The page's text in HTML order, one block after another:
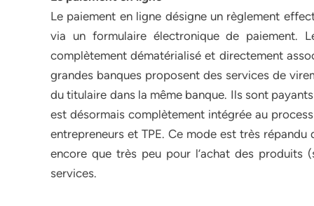
Le paiement en ligne désigne un règlement
via un formulaire électronique de paiement.
complètement dématérialisé et directement
grandes banques proposent des services de
du titulaire dans la même banque. Ils sont
est désormais complètement intégrée au
entrepreneurs et TPE. Ce mode est très répandu
encore que très peu pour l’achat des produits
services.